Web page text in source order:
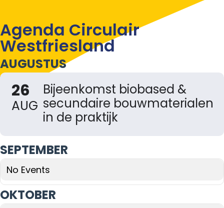
Agenda Circulair
Westfriesland
AUGUSTUS
26
AUG
Bijeenkomst biobased &
secundaire bouwmaterialen
in de praktijk
SEPTEMBER
No Events
OKTOBER